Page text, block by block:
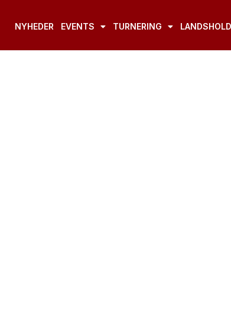
NYHEDER EVENTS TURNERING LANDSHOLD